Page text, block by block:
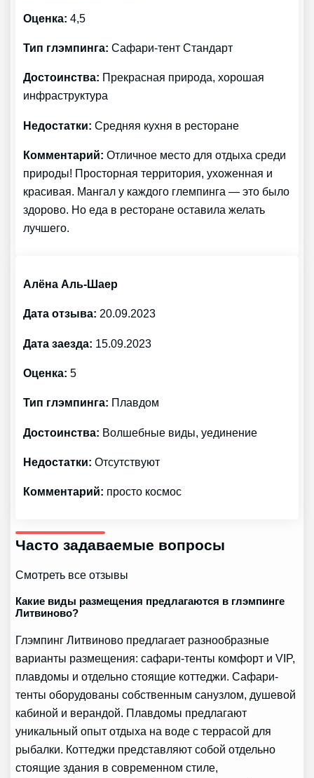
Оценка: 4,5
Тип глэмпинга: Сафари-тент Стандарт
Достоинства: Прекрасная природа, хорошая
инфраструктура
Недостатки: Средняя кухня в ресторане
Комментарий: Отличное место для отдыха среди
природы! Просторная территория, ухоженная и
красивая. Мангал у каждого глемпинга — это было
здорово. Но еда в ресторане оставила желать
лучшего.
Алёна Аль-Шаер
Дата отзыва: 20.09.2023
Дата заезда: 15.09.2023
Оценка: 5
Тип глэмпинга: Плавдом
Достоинства: Волшебные виды, уединение
Недостатки: Отсутствуют
Комментарий: просто космос
Часто задаваемые вопросы
Смотреть все отзывы
Какие виды размещения предлагаются в глэмпинге
Литвиново?
Глэмпинг Литвиново предлагает разнообразные
варианты размещения: сафари-тенты комфорт и VIP,
плавдомы и отдельно стоящие коттеджи. Сафари-
тенты оборудованы собственным санузлом, душевой
кабиной и верандой. Плавдомы предлагают
уникальный опыт отдыха на воде с террасой для
рыбалки. Коттеджи представляют собой отдельно
стоящие здания в современном стиле,